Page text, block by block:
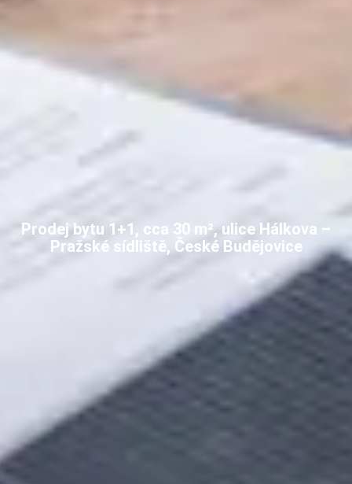
Prodej bytu 1+1, cca 30 m², ulice Hálkova –
Pražské sídliště, České Budějovice